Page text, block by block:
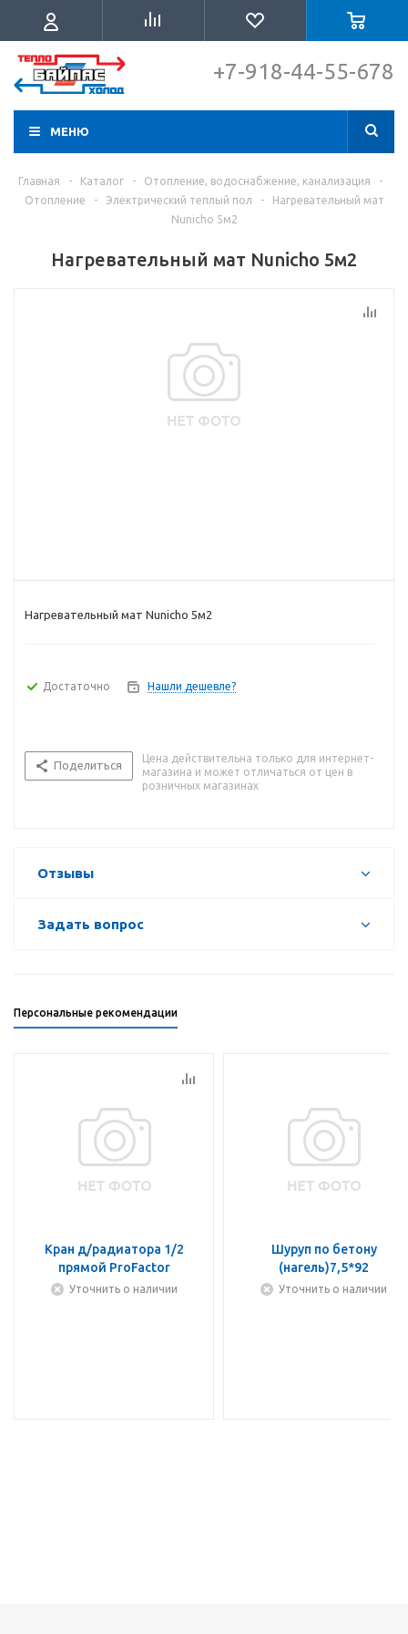
+7-918-44-55-678
МЕНЮ
Главная - Каталог - Отопление, водоснабжение, канализация
-
Отопление
- Электрический теплый пол -
Нагревательный мат
Nunicho 5м2
Нагревательный мат Nunicho 5м2
Нагревательный мат Nunicho 5м2
Достаточно Нашли дешевле?
Поделиться
Цена действительна только для интернет-
магазина и может отличаться от цен в
розничных магазинах
Отзывы
Задать вопрос
Персональные рекомендации
Кран д/радиатора 1/2
прямой ProFactor
Уточнить о наличии
Шуруп по бетону
(нагель)7,5*92
Уточнить о наличии